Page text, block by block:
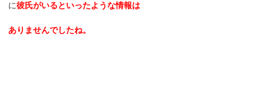
に彼氏がいるといったような情報は
ありませんでしたね。